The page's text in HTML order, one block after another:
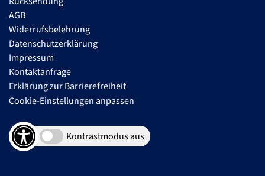
AGB
Widerrufsbelehrung
Datenschutzerklärung
Impressum
Kontaktanfrage
Erklärung zur Barrierefreiheit
Cookie-Einstellungen anpassen
Kontrastmodus aus